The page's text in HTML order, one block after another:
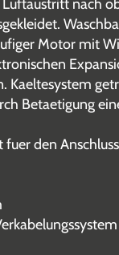
Luftaustritt nach
Motor mit
Kaeltesystem
Betaetigung
fuer den